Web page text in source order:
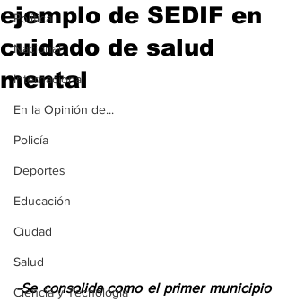
Política
Nacional
Internacional
En la Opinión de...
Policía
Deportes
Educación
Ciudad
Salud
Ciencia y Tecnología
ejemplo de SEDIF en
cuidado de salud
mental
-Se consolida como el primer municipio